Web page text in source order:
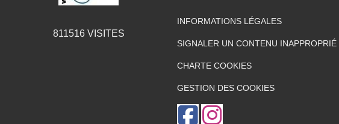
811516VISITES
INFORMATIONS LÉGALES
SIGNALER UN CONTENU INAPPROPRIÉ
CHARTE COOKIES
GESTION DES COOKIES